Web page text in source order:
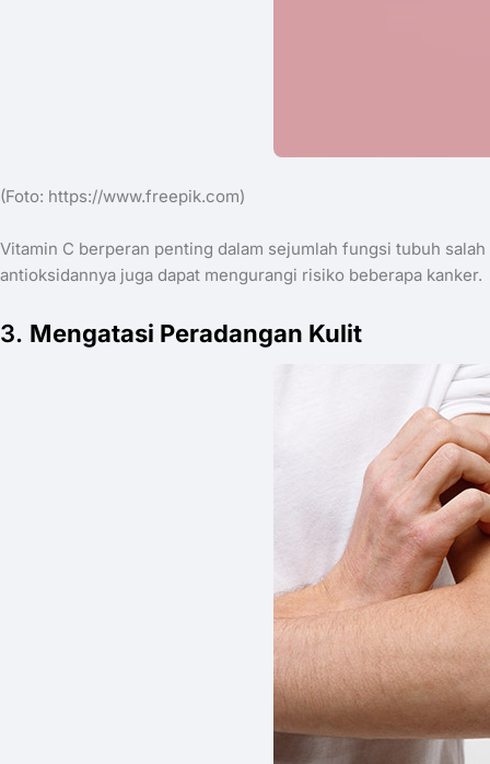
(Foto: ​https://www.freepik.com)
Vitamin C berperan penting dalam sejumlah fungsi tubuh
antioksidannya juga dapat mengurangi risiko beberapa kanker.
​3. Mengatasi Peradangan Kulit